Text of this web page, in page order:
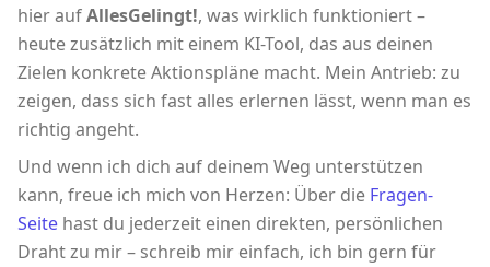
hier aufAllesGelingt!, was wirklich funktioniert –
heute zusätzlich mit einem KI-Tool, das aus deinen
Zielen konkrete Aktionspläne macht. Mein Antrieb: zu
zeigen, dass sich fast alles erlernen lässt, wenn man es
richtig angeht.
Und wenn ich dich auf deinem Weg unterstützen
kann, freue ich mich von Herzen: Über die Fragen-
Seite hast du jederzeit einen direkten, persönlichen
Draht zu mir – schreib mir einfach, ich bin gern für